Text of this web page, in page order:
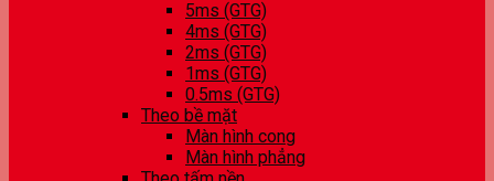
5ms (GTG)
4ms (GTG)
2ms (GTG)
1ms (GTG)
0.5ms (GTG)
Theo bề mặt
Màn hình cong
Màn hình phẳng